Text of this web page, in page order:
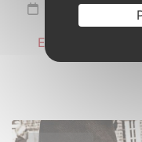
Jeudi 7 août
En savoir plus